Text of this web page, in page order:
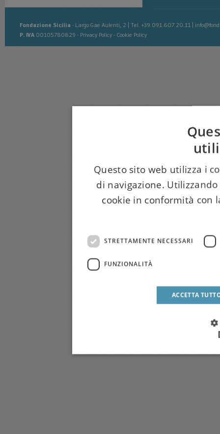
Fondazione Sicilia - Largo Gae Aulenti, 2 Tel. +39.091.607.20.11
P. IVA 00105780829 - Privacy Policy - Cookie Policy
Questo sito web utilizza i
di navigazione.
cookie in conformità con
STRETTAMENTE NECESSARI
FUNZIONALITÀ
ACCETTA